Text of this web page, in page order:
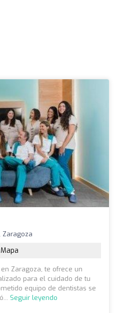
Zaragoza
Mapa
Zaragoza, te ofrece un
para el cuidado de tu
equipo de dentistas se
Seguir leyendo